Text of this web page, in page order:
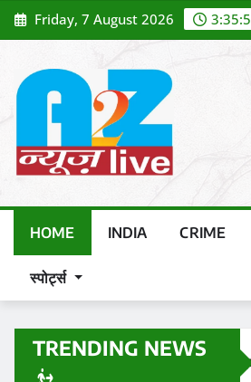
Skip
to
Friday, 7 August 2026
HOME INDIA CRIME
स्पोर्ट्स
TRENDING NEWS
विशेष सरकारी बस सेवा शुरू